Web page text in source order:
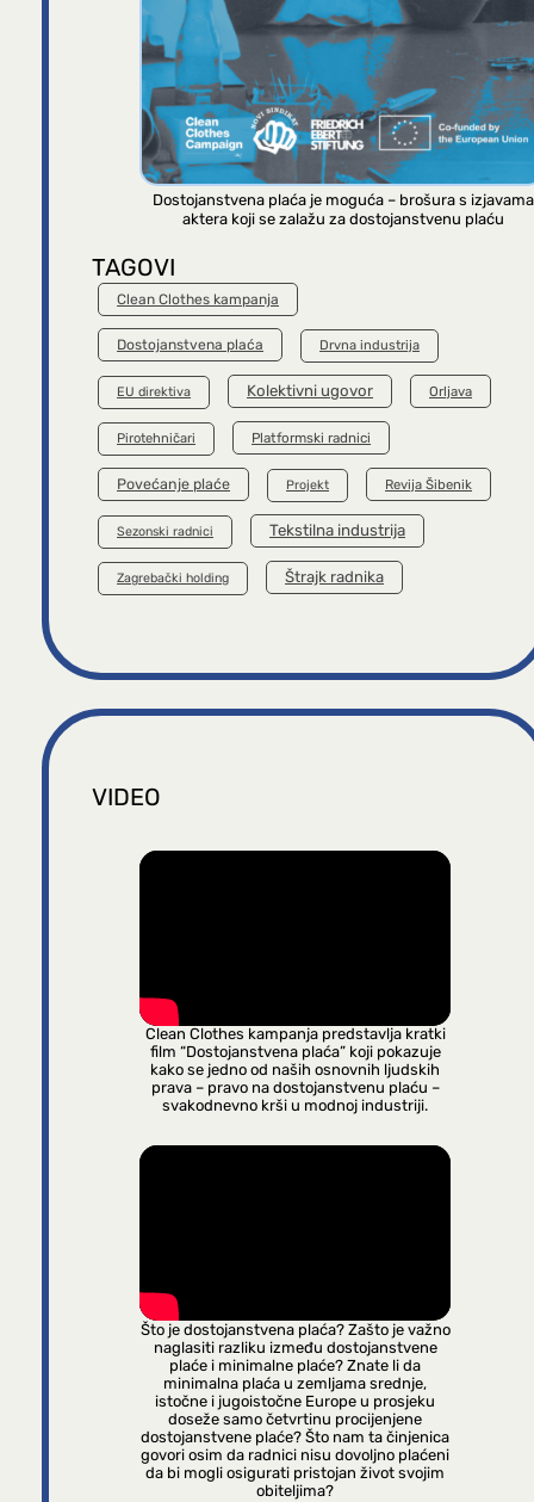
Dostojanstvena plaća je moguća – brošura s izjavama
aktera koji se zalažu za dostojanstvenu plaću
TAGOVI
Clean Clothes kampanja
Dostojanstvena plaća Drvna industrija
EU direktiva Kolektivni ugovor Orljava
Pirotehničari Platformski radnici
Povećanje plaće Projekt Revija Šibenik
Sezonski radnici Tekstilna industrija
Zagrebački holding Štrajk radnika
VIDEO
Clean Clothes kampanja predstavlja kratki
film “Dostojanstvena plaća” koji pokazuje
kako se jedno od naših osnovnih ljudskih
prava – pravo na dostojanstvenu plaću –
svakodnevno krši u modnoj industriji.
Što je dostojanstvena plaća? Zašto je važno
naglasiti razliku između dostojanstvene
plaće i minimalne plaće? Znate li da
minimalna plaća u zemljama srednje,
istočne i jugoistočne Europe u prosjeku
doseže samo četvrtinu procijenjene
dostojanstvene plaće? Što nam ta činjenica
govori osim da radnici nisu dovoljno plaćeni
da bi mogli osigurati pristojan život svojim
obiteljima?